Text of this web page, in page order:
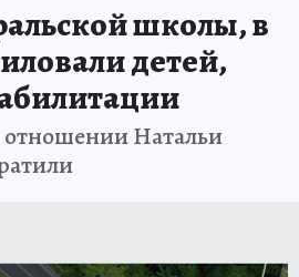
школы, в
детей,
отношении Натальи